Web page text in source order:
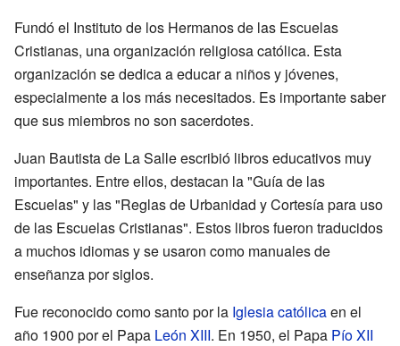
Fundó el Instituto de los Hermanos de las Escuelas
Cristianas, una organización religiosa católica. Esta
organización se dedica a educar a niños y jóvenes,
especialmente a los más necesitados. Es importante saber
que sus miembros no son sacerdotes.
Juan Bautista de La Salle escribió libros educativos muy
importantes. Entre ellos, destacan la "Guía de las
Escuelas" y las "Reglas de Urbanidad y Cortesía para uso
de las Escuelas Cristianas". Estos libros fueron traducidos
a muchos idiomas y se usaron como manuales de
enseñanza por siglos.
Fue reconocido como santo por la Iglesia católicaen el
año 1900 por el Papa León XIII. En 1950, el Papa Pío XII